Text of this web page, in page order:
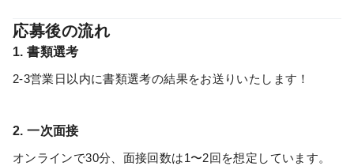
応募後の流れ
1. 書類選考
2-3営業日以内に書類選考の結果をお送りいたします！
2. 一次面接
オンラインで30分、面接回数は1〜2回を想定しています。